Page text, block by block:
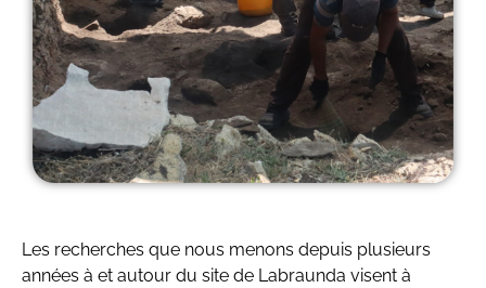
Les recherches que nous menons depuis plusieurs
années à et autour du site de Labraunda visent à